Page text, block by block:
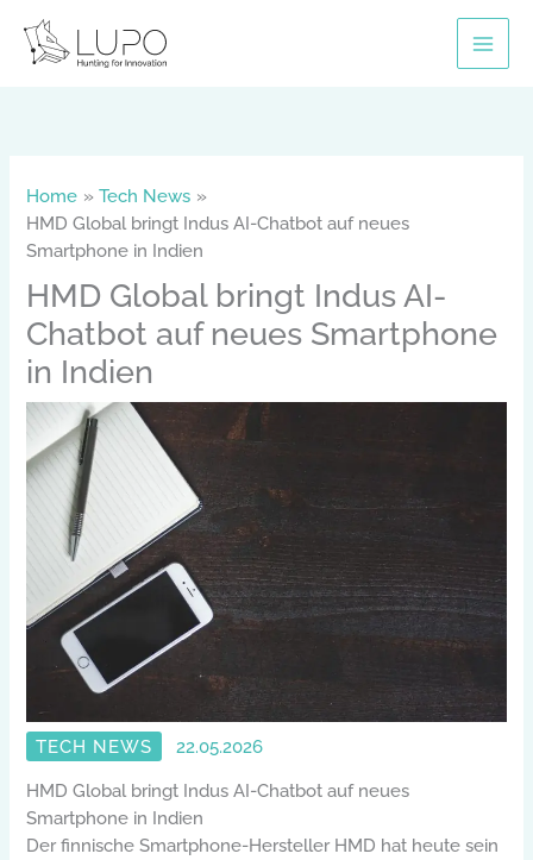
content
Home
Tech News
HMD Global bringt Indus AI-Chatbot auf neues
Smartphone in Indien
HMD Global bringt Indus AI-
Chatbot auf neues Smartphone
in Indien
TECH NEWS 22.05.2026
HMD Global bringt Indus AI-Chatbot auf neues
Smartphone in Indien
Der finnische Smartphone-Hersteller HMD hat heute sein